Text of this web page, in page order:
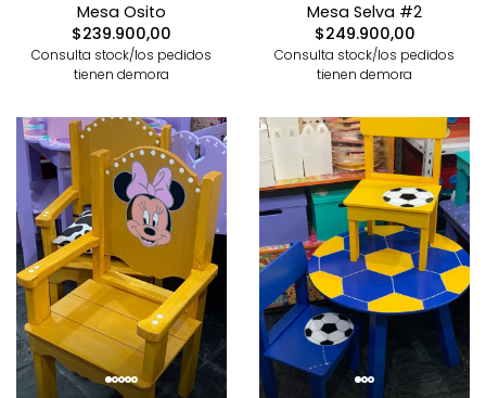
Mesa Osito
$239.900,00
Consulta stock/los pedidos
tienen demora
Mesa Selva #2
$249.900,00
Consulta stock/los pedidos
tienen demora